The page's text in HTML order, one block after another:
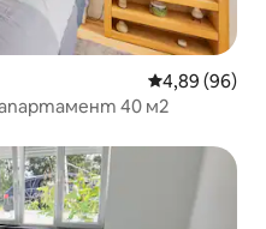
Средна
4,89 (96)
40 м2